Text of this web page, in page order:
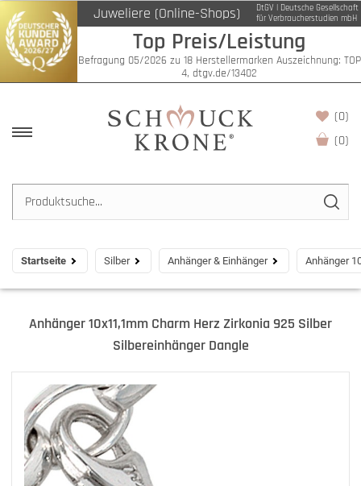
Juweliere (Online-Shops)
DtGV | Deutsche Gesellschaft
für Verbraucherstudien mbH
Top Preis/Leistung
Befragung 05/2026 zu 18 Herstellermarken Auszeichnung: TOP
4, dtgv.de/13402
(0)
(0)
Startseite Silber Anhänger & Einhänger Anhänger
Anhänger 10x11,1mm Charm Herz Zirkonia 925 Silber
Silbereinhänger Dangle